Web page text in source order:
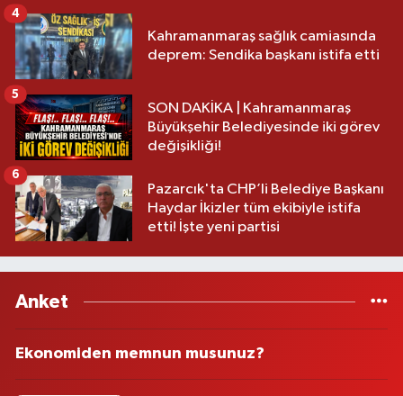
Kahramanmaraş sağlık camiasında
deprem: Sendika başkanı istifa etti
4
SON DAKİKA | Kahramanmaraş
Büyükşehir Belediyesinde iki görev
değişikliği!
5
Pazarcık'ta CHP’li Belediye Başkanı
Haydar İkizler tüm ekibiyle istifa
etti! İşte yeni partisi
6
Anket
Ekonomiden memnun musunuz?